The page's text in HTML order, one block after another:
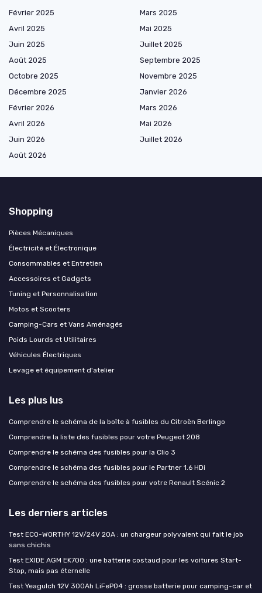
Février 2025
Mars 2025
Avril 2025
Mai 2025
Juin 2025
Juillet 2025
Août 2025
Septembre 2025
Octobre 2025
Novembre 2025
Décembre 2025
Janvier 2026
Février 2026
Mars 2026
Avril 2026
Mai 2026
Juin 2026
Juillet 2026
Août 2026
Shopping
Pièces Mécaniques
Électricité et Électronique
Consommables et Entretien
Accessoires et Gadgets
Tuning et Personnalisation
Motos et Scooters
Camping-Cars et Vans Aménagés
Poids Lourds et Utilitaires
Véhicules Électriques
Levage et équipement d'atelier
Les plus lus
Comprendre le schéma de la boîte à fusibles du Citroën Berlingo
Comprendre la liste des fusibles pour votre Peugeot 208
Comprendre le schéma des fusibles pour la Clio 3
Comprendre le schéma des fusibles pour le Partner 1.6 HDi
Comprendre le schéma des fusibles pour votre Renault Scénic 2
Les derniers articles
Test ECO-WORTHY 12V/24V 20A : un chargeur polyvalent qui fait le job
sans chichis
Test EXIDE AGM EK700 : une batterie costaud pour les voitures Start-
Stop, mais pas éternelle
Test Yeagulch 12V 300Ah LiFePO4 : grosse batterie pour camping-car et